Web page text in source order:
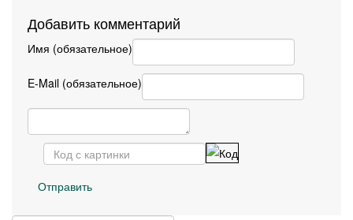
Добавить комментарий
Имя (обязательное)
E-Mail (обязательное)
Отправить